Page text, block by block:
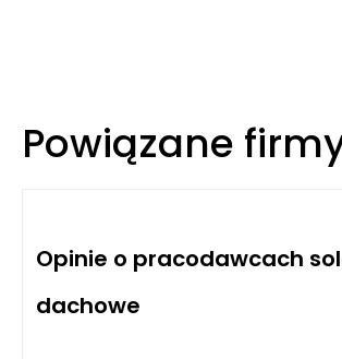
Powiązane
Opinie o pracodawcach
dachowe